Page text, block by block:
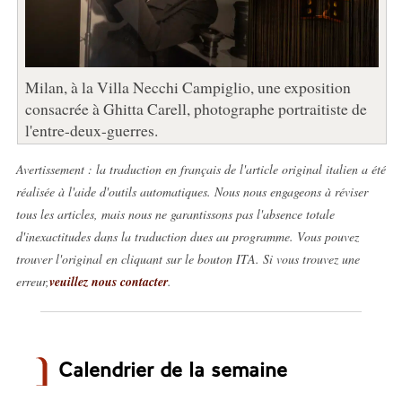
Milan, à la Villa Necchi Campiglio, une exposition
consacrée à Ghitta Carell, photographe portraitiste de
l'entre-deux-guerres.
Avertissement : la traduction en français de l'article original italien a été
réalisée à l'aide d'outils automatiques. Nous nous engageons à réviser
tous les articles, mais nous ne garantissons pas l'absence totale
d'inexactitudes dans la traduction dues au programme. Vous pouvez
trouver l'original en cliquant sur le bouton ITA. Si vous trouvez une
erreur,veuillez nous contacter.
Calendrier de la semaine